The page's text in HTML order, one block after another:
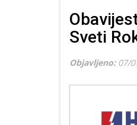
Sveti
Objavljeno: 07/